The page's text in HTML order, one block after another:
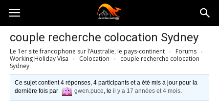
Australia-
australie.com
couple recherche colocation Sydney
Le 1er site francophone sur l’Australie, le pays-continent › Forums ›
Working Holiday Visa › Colocation ›
couple recherche colocation
Sydney
Ce sujet contient 4 réponses, 4 participants et a été mis à jour pour la
dernière fois par
gwen.puce, leil y a 17 années et 4 mois.